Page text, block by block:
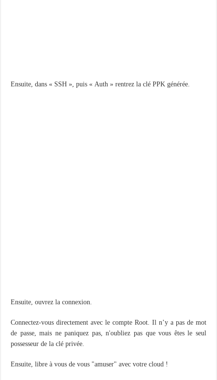
Ensuite, dans « SSH », puis « Auth » rentrez la clé PPK générée.
Ensuite, ouvrez la connexion.
Connectez-vous directement avec le compte Root. Il n’y a pas de mot
de passe, mais ne paniquez pas, n'oubliez pas que vous êtes le seul
possesseur de la clé privée.
Ensuite, libre à vous de vous "amuser" avec votre cloud !